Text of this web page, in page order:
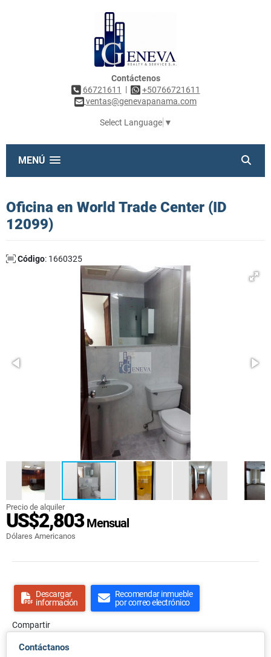
Contáctenos
66721611
|
+50766721611
ventas@genevapanama.com
Select Language ▼
MENÚ
Oficina en World Trade Center (ID
12099)
Código: 1660325
Precio de alquiler
US$2,803Mensual
Dólares Americanos
Descargar
información
Recomendar inmueble
por correo electrónico
Compartir
Contáctanos